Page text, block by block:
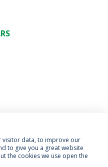
Termos & Condições
visitor data, to improve our
to give you a great website
the cookies we use open the